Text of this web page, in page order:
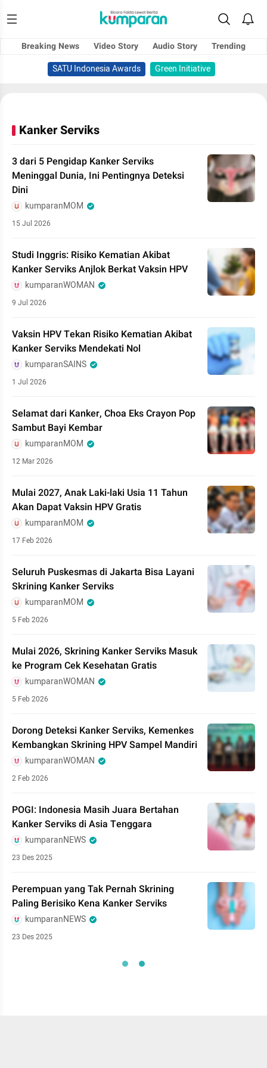
Breaking News Video Story Audio Story
Trending
SATU Indonesia Awards
Green Initiative
Kanker Serviks
3 dari 5 Pengidap Kanker Serviks
Meninggal Dunia, Ini Pentingnya Deteksi
Dini
kumparanMOM
15 Jul 2026
Studi Inggris: Risiko Kematian Akibat
Kanker Serviks Anjlok Berkat Vaksin HPV
kumparanWOMAN
9 Jul 2026
Vaksin HPV Tekan Risiko Kematian Akibat
Kanker Serviks Mendekati Nol
kumparanSAINS
1 Jul 2026
Selamat dari Kanker, Choa Eks Crayon Pop
Sambut Bayi Kembar
kumparanMOM
12 Mar 2026
Mulai 2027, Anak Laki-laki Usia 11 Tahun
Akan Dapat Vaksin HPV Gratis
kumparanMOM
17 Feb 2026
Seluruh Puskesmas di Jakarta Bisa Layani
Skrining Kanker Serviks
kumparanMOM
5 Feb 2026
Mulai 2026, Skrining Kanker Serviks Masuk
ke Program Cek Kesehatan Gratis
kumparanWOMAN
5 Feb 2026
Dorong Deteksi Kanker Serviks, Kemenkes
Kembangkan Skrining HPV Sampel Mandiri
kumparanWOMAN
2 Feb 2026
POGI: Indonesia Masih Juara Bertahan
Kanker Serviks di Asia Tenggara
kumparanNEWS
23 Des 2025
Perempuan yang Tak Pernah Skrining
Paling Berisiko Kena Kanker Serviks
kumparanNEWS
23 Des 2025